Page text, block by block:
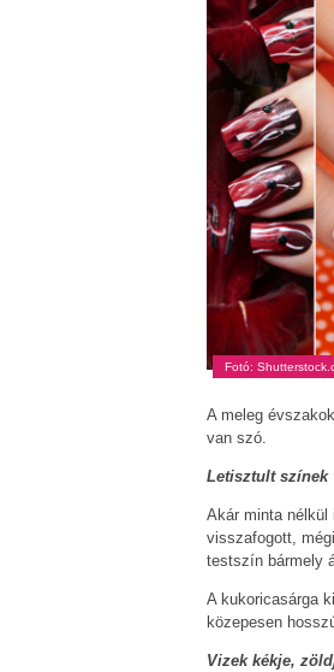
Fotó:
A meleg
van szó.
Letisztult színek
Akár minta nélkül
visszafogott,
testszín bármely
A kukoricasárga
közepesen
Vizek kékje,